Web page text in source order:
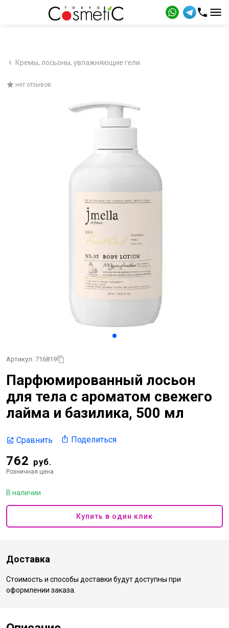
Кремы, лосьоны, увлажняющие гели
нет отзывов
Артикул: 716819
Парфюмированный лосьон
для тела с ароматом свежего
лайма и базилика, 500 мл
Сравнить Поделиться
762 руб.
Розничная цена
В наличии
Купить в один клик
Доставка
Стоимость и способы доставки будут доступны при
оформлении заказа.